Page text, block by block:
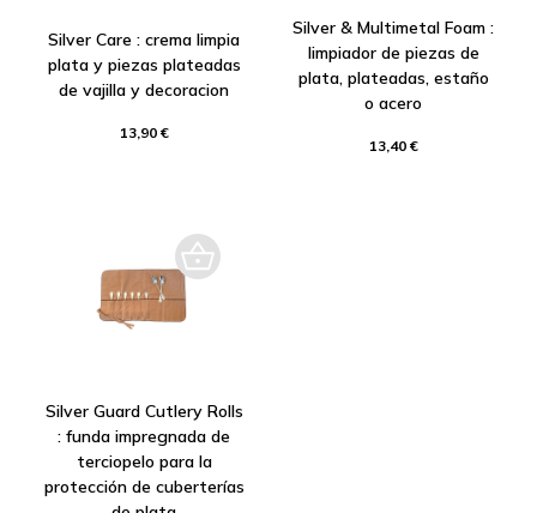
Silver Care : crema limpia
plata y piezas plateadas
de vajilla y decoracion
13,90 €
Silver & Multimetal Foam :
limpiador de piezas de
plata, plateadas, estaño
o acero
13,40 €
Silver Guard Cutlery Rolls
: funda impregnada de
terciopelo para la
protección de cuberterías